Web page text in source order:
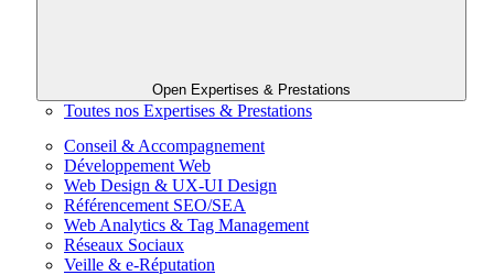
Open Expertises & Prestations
Toutes nos Expertises & Prestations
Conseil & Accompagnement
Développement Web
Web Design & UX-UI Design
Référencement SEO/SEA
Web Analytics & Tag Management
Réseaux Sociaux
Veille & e-Réputation